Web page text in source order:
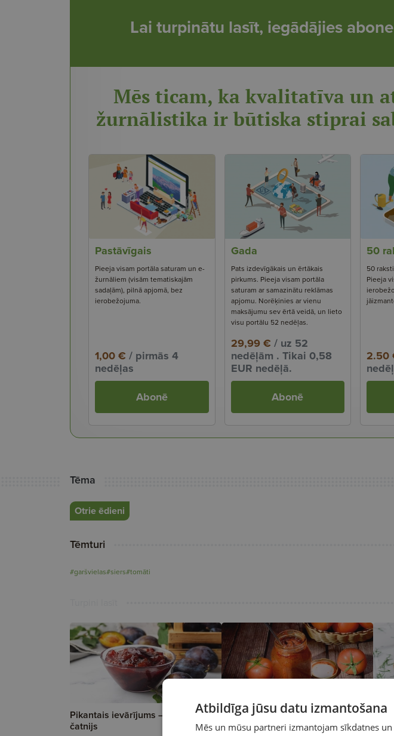
Lai turpinātu lasīt, iegādājies
Mēs ticam, ka kvalitatīva un
žurnālistika ir būtiska stiprai
Pastāvīgais
Pieeja visam portāla saturam un e-
žurnāliem (visām tematiskajām
sadaļām), pilnā apjomā, bez
ierobežojuma.
1,00 € / pirmās 4
nedēļas
Abonē
Gada
Pats izdevīgākais un ērtākais
pirkums. Pieeja visam portāla
saturam ar samazinātu reklāmas
apjomu. Norēķinies ar vienu
maksājumu sev ērtā veidā, un lieto
visu portālu 52 nedēļas.
29,99 € / uz 52
nedēļām . Tikai 0,58
EUR nedēļā.
Abonē
50
50
Pieeja
2.50
Tēma
Otrie ēdieni
Tēmturi
#garšvielas#siers#tomāti
Pikantais ievārījums — plūmju
čatnijs
Pikantais ievārījums — tomātu
čatnijs
Atbildīga jūsu datu izmantošana
Mēs un mūsu partneri izmantojam sīkdatnes